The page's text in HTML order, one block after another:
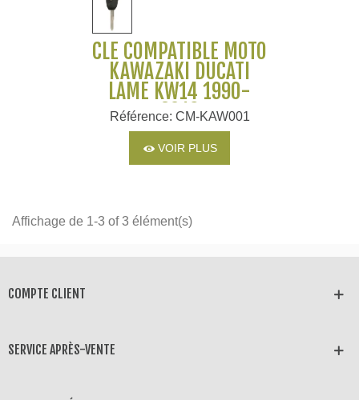
CLÉ COMPATIBLE MOTO
KAWAZAKI DUCATI
LAME KW14 1990-
2016
Référence: CM-KAW001
VOIR PLUS
Affichage de 1-3 of 3 élément(s)
COMPTE CLIENT
SERVICE APRÈS-VENTE